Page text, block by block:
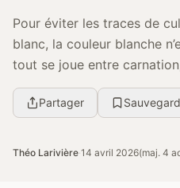
Pour éviter les traces de
blanc, la couleur blanche
tout se joue entre
les bons ajustements, il est
Partager
Théo Larivière·14 avril 2026(maj. 4